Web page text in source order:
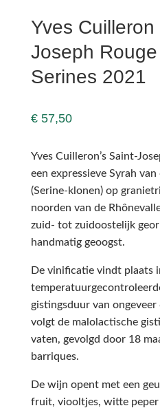
Yves Cuilleron
Joseph Rouge
Serines 2021
€57,50
Yves Cuilleron’s Saint-
een expressieve Syrah
(Serine-klonen) op
noorden van de
zuid- tot zuidoostelijk
handmatig geoogst.
De vinificatie vindt plaats
gistingsduur van
volgt de malolactische
vaten, gevolgd door 18
barriques.
De wijn opent met een
fruit, viooltjes, witte peper